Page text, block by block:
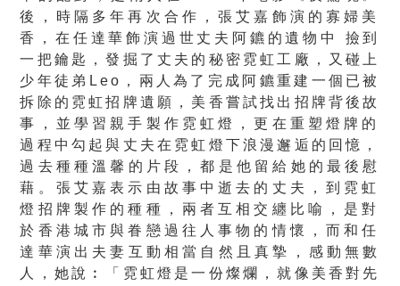
後，時隔多年再次合作，張艾嘉飾演的寡婦美
香，在任達華飾演過世丈夫阿鑣的遺物中 撿到
一把鑰匙，發掘了丈夫的秘密霓虹工廠，又碰上
少年徒弟Leo ，兩人為了完成阿鑣重建一個已被
拆除的霓虹招牌遺願， 美香嘗試找出招牌背後故
事，並學習親手製作霓虹燈，更在重塑燈牌的
過程中勾起與丈夫在霓虹燈下浪漫邂逅的回憶，
過去種種溫馨的片段，都是他留給她的最後慰
藉。 張艾嘉表示由故事中逝去的丈夫，到霓虹
燈招牌製作的種種， 兩者互相交纏比喻，是對
於香港城市與眷戀過往人事物的情懷，而和任
達華演出夫妻互動相當自然且真摯，感動無數
人，她說︰「 霓虹燈是一份燦爛，就像美香對先